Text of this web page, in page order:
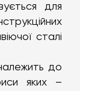
для
сталі
до
яких –